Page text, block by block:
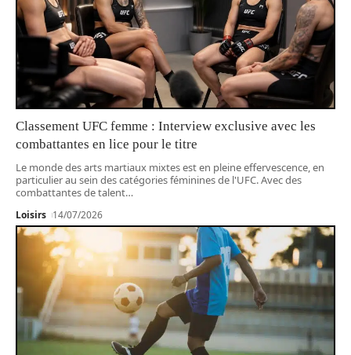
Classement UFC femme : Interview exclusive avec les
combattantes en lice pour le titre
Le monde des arts martiaux mixtes est en pleine effervescence, en
particulier au sein des catégories féminines de l'UFC. Avec des
combattantes de talent…
Loisirs 14/07/2026